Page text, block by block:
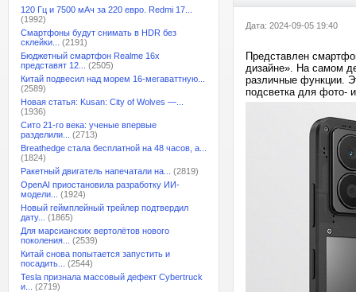
120 Гц и 7500 мАч за 220 евро. Redmi 17...
(1992)
Смартфоны будут снимать в HDR без
склейки...
(2191)
Бюджетный смартфон Realme 16x
представят 12...
(2505)
Китай подвесил над морем 16-мегаваттную...
(2589)
Новая статья: Kusan: City of Wolves —...
(1936)
Сито 21-го века: ученые впервые
разделили...
(2713)
Breathedge стала бесплатной на 48 часов, а...
(1824)
Ракетный двигатель напечатали на...
(2819)
OpenAI приостановила разработку ИИ-
модели...
(1924)
Новый геймплейный трейлер подтвердил
дату...
(1865)
Для марсианских вертолётов нового
поколения...
(2539)
Китай снова попытается запустить и
посадить...
(2544)
Tesla признала массовый дефект Cybertruck
и...
(2719)
Дата: 2024-09-05 19:40
Представлен
дизайне». На самом
различные функции.
подсветка для фото-